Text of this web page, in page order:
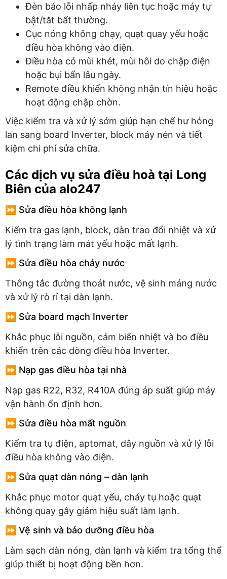
Đèn báo lỗi nhấp nháy liên tục hoặc máy tự
bật/tắt bất thường.
Cục nóng không chạy, quạt quay yếu hoặc
điều hòa không vào điện.
Điều hòa có mùi khét, mùi hôi do chập điện
hoặc bụi bẩn lâu ngày.
Remote điều khiển không nhận tín hiệu hoặc
hoạt động chập chờn.
Việc kiểm tra và xử lý sớm giúp hạn chế hư hỏng
lan sang board Inverter, block máy nén và tiết
kiệm chi phí sửa chữa.
Các dịch vụ sửa điều hoà tại Long
Biên của alo247
⏩ Sửa điều hòa không lạnh
Kiểm tra gas lạnh, block, dàn trao đổi nhiệt và xử
lý tình trạng làm mát yếu hoặc mất lạnh.
⏩ Sửa điều hòa chảy nước
Thông tắc đường thoát nước, vệ sinh máng nước
và xử lý rò rỉ tại dàn lạnh.
⏩ Sửa board mạch Inverter
Khắc phục lỗi nguồn, cảm biến nhiệt và bo điều
khiển trên các dòng điều hòa Inverter.
⏩ Nạp gas điều hòa tại nhà
Nạp gas R22, R32, R410A đúng áp suất giúp máy
vận hành ổn định hơn.
⏩ Sửa điều hòa mất nguồn
Kiểm tra tụ điện, aptomat, dây nguồn và xử lý lỗi
điều hòa không vào điện.
⏩ Sửa quạt dàn nóng – dàn lạnh
Khắc phục motor quạt yếu, cháy tụ hoặc quạt
không quay gây giảm hiệu suất làm lạnh.
⏩ Vệ sinh và bảo dưỡng điều hòa
Làm sạch dàn nóng, dàn lạnh và kiểm tra tổng thể
giúp thiết bị hoạt động bền hơn.